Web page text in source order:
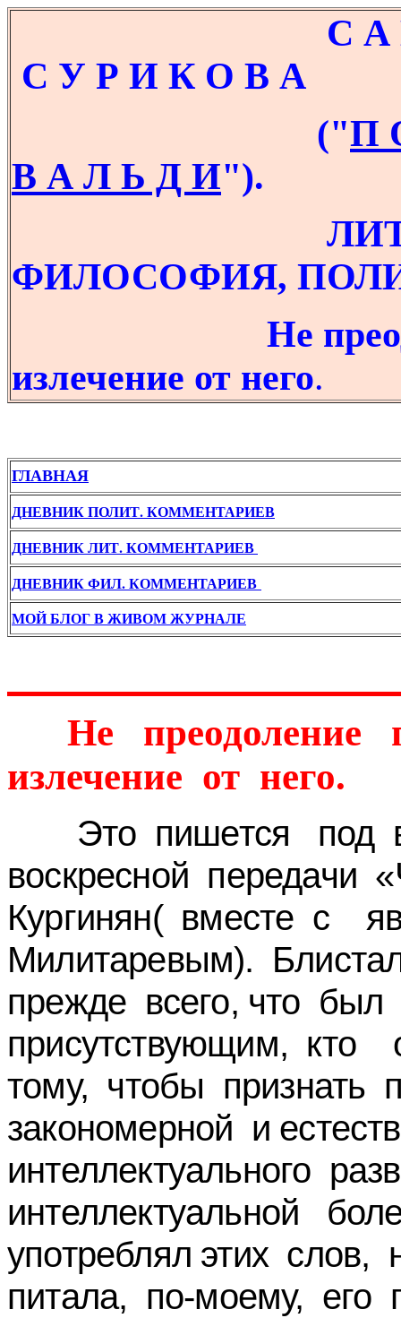
С А Й Т В
С У Р И К О В А
("П
В А Л Ь Д И").
ФИЛОСОФИЯ,
Не
излечение от него.
ГЛАВНАЯ
ДНЕВНИК ПОЛИТ. КОММЕНТАРИЕВ
ДНЕВНИК ЛИТ. КОММЕНТАРИЕВ
ДНЕВНИК ФИЛ. КОММЕНТАРИЕВ
МОЙ БЛОГ В ЖИВОМ ЖУРНАЛЕ
Не преодоление
излечение от него.
Это пишется под
воскресной передачи
Кургинян( вместе с
Милитаревым).
прежде всего, что
присутствующим, кто
тому, чтобы признать
закономерной и
интеллектуального
интеллектуальной
употреблял этих
питала, по-моему, его